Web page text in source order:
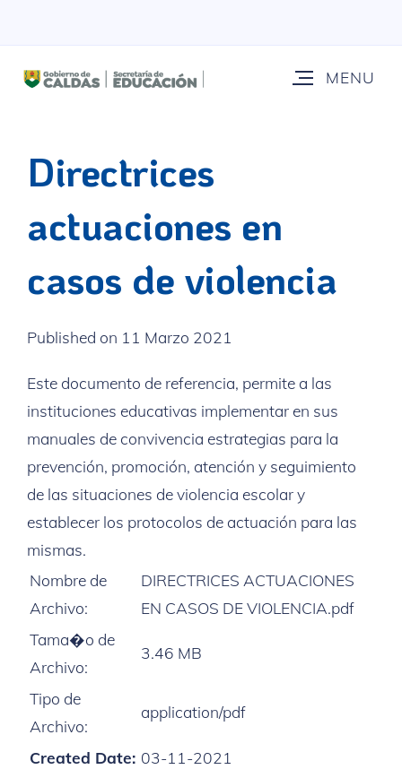
Directrices
actuaciones en
casos de violencia
Published on 11 Marzo 2021
Este documento de referencia, permite a las
instituciones educativas implementar en sus
manuales de convivencia estrategias para la
prevención, promoción, atención y seguimiento
de las situaciones de violencia escolar y
establecer los protocolos de actuación para las
mismas.
Nombre de
Archivo:
DIRECTRICES ACTUACIONES
EN CASOS DE VIOLENCIA.pdf
Tama�o de
Archivo:
3.46 MB
Tipo de
Archivo:
application/pdf
Created Date: 03-11-2021